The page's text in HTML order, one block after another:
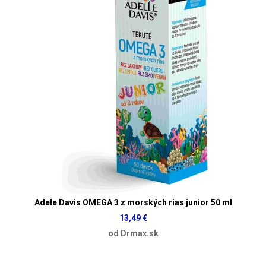
Adele Davis OMEGA 3 z morských rias junior 50 ml
13,49 €
od Drmax.sk